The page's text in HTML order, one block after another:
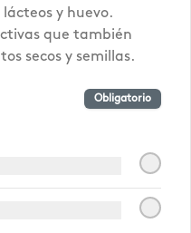
Saldes
y huevo.
que también
secos y semillas.
Obligatorio